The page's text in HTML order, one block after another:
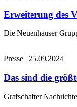
Erweiterung des
Die Neuenhauser
Presse | 25.09.2024
Das sind die
Grafschafter